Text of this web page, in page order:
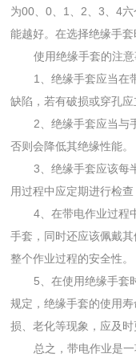
为00、0、1、2、3、4
能越好。在选择绝缘手
使用绝缘手套的注意
1、绝缘手套应当在
缺陷，若有破损或穿孔应
2、绝缘手套应当与
否则会降低其绝缘性能。
3、绝缘手套应该每
用过程中应定期进行检
4、在带电作业过程
手套，同时还应该佩戴
整个作业过程的安全性。
5、在使用绝缘手套
规定，绝缘手套的使用
损、老化等现象，应及时
总之，带电作业是